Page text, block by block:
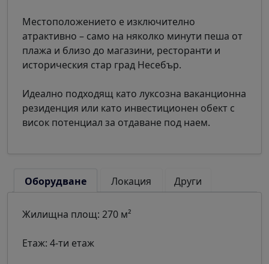
Местоположението е изключително
атрактивно – само на няколко минути пеша от
плажа и близо до магазини, ресторанти и
историческия стар град Несебър.
Идеално подходящ като луксозна ваканционна
резиденция или като инвестиционен обект с
висок потенциал за отдаване под наем.
Оборудване Локация Други
Жилищна площ: 270 м²
Етаж: 4-ти етаж